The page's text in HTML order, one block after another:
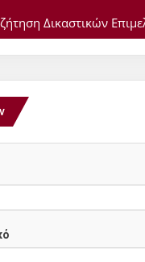
Δικαστικών